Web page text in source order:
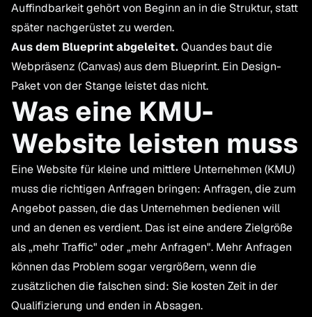
Auffindbarkeit gehört von Beginn an in die Struktur, statt
später nachgerüstet zu werden.
Aus dem Blueprint abgeleitet.Quandes baut die
Webpräsenz (Canvas) aus dem Blueprint. Ein Design-
Paket von der Stange leistet das nicht.
Was eine KMU-
Website leisten muss
Eine Website für kleine und mittlere Unternehmen (KMU)
muss die richtigen Anfragen bringen: Anfragen, die zum
Angebot passen, die das Unternehmen bedienen will
und an denen es verdient. Das ist eine andere Zielgröße
als „mehr Traffic" oder „mehr Anfragen". Mehr Anfragen
können das Problem sogar vergrößern, wenn die
zusätzlichen die falschen sind: Sie kosten Zeit in der
Qualifizierung und enden in Absagen.